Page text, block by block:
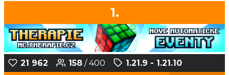
1.
21 962 158 / 400
1.21.9 - 1.21.10